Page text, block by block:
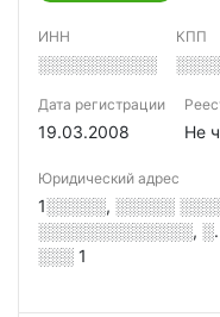
ИНН
░░░░░░░░░░
КПП
Дата регистрации
19.03.2008 Не
Юридический адрес
1░░░░░, ░░░░░
░░░░░░░░░░░░░,
░░░ 1